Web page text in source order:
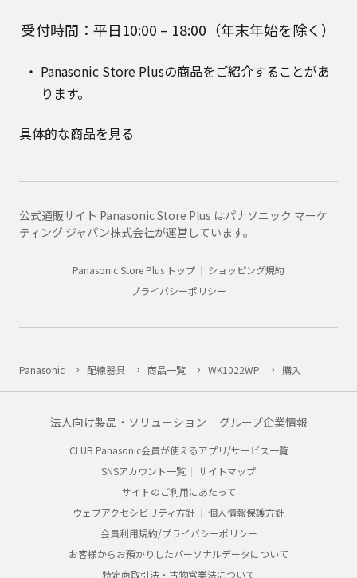
受付時間：平日10:00 – 18:00（年末年始を除く）
Panasonic Store Plusの商品をご紹介することがあ
ります。
具体的な商品を見る
公式通販サイト Panasonic Store Plus はパナソニック マーケ
ティング ジャパン株式会社が運営しています。
Panasonic Store Plus トップ
ショッピング規約
プライバシーポリシー
Panasonic 配線器具 商品一覧 WK1022WP 購入
法人向け製品・ソリューション グループ企業情報
CLUB Panasonic会員が使えるアプリ/サービス一覧
SNSアカウント一覧
サイトマップ
サイトのご利用にあたって
ウェブアクセシビリティ方針
個人情報保護方針
会員利用規約/プライバシーポリシー
お客様からお預かりしたパーソナルデータについて
特定商取引法・古物営業法について